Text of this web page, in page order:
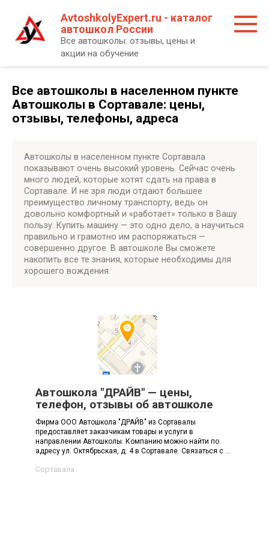
контенту
AvtoshkolyExpert.ru - каталог
автошкол России
Все автошколы: отзывы, цены и
акции на обучение
Все автошколы в населенном пункте
Автошколы в Сортавале: цены,
отзывы, телефоны, адреса
Автошколы в населенном пункте Сортавала
показывают очень высокий уровень. Сейчас очень
много людей, которые хотят сдать на права в
Сортавале. И не зря люди отдают большее
преимущество личному транспорту, ведь он
довольно комфортный и «работает» только в Вашу
пользу. Купить машину — это одно дело, а научиться
правильно и грамотно им распоряжаться —
совершенно другое. В автошколе Вы сможете
накопить все те знания, которые необходимы для
хорошего вождения.
Автошкола "ДРАЙВ" — цены,
телефон, отзывы об автошколе
Фирма ООО Автошкола "ДРАЙВ" из Сортавалы
предоставляет заказчикам товары и услуги в
направлении Автошколы. Компанию можно найти по
адресу ул. Октябрьская, д. 4 в Сортавале. Связаться с ...
Сортавала